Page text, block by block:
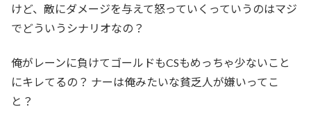
けど、敵にダメージを与えて怒っていくっていうのはマジ
でどういうシナリオなの？
俺がレーンに負けてゴールドもCSもめっちゃ少ないこと
にキレてるの？ ナーは俺みたいな貧乏人が嫌いってこ
と？